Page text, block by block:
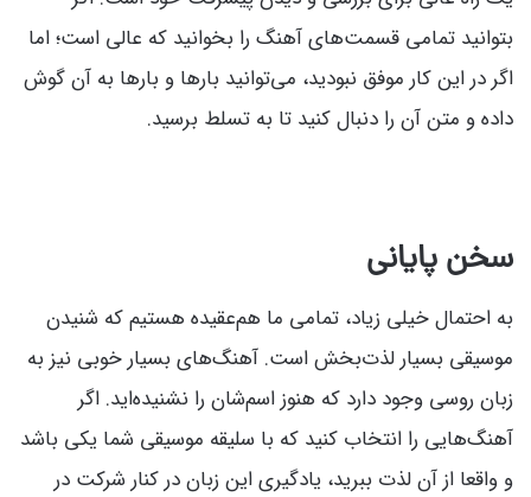
بتوانید تمامی قسمت‌های آهنگ را بخوانید که عالی است؛ اما
اگر در این کار موفق نبودید، می‌توانید بارها و بارها به آن گوش
داده و متن آن را دنبال کنید تا به تسلط برسید.
سخن پایانی
به احتمال خیلی زیاد، تمامی ما هم‌عقیده هستیم که شنیدن
موسیقی بسیار لذت‌بخش است. آهنگ‌های بسیار خوبی نیز به
زبان روسی وجود دارد که هنوز اسم‌شان را نشنیده‌اید. اگر
آهنگ‌هایی را انتخاب کنید که با سلیقه موسیقی شما یکی باشد
و واقعا از آن لذت ببرید، یادگیری این زبان در کنار شرکت در